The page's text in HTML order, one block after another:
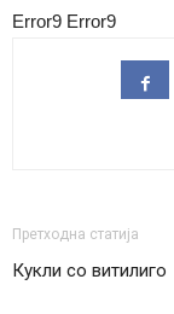
Error9 Error9
Претходна статија
Кукли со витилиго